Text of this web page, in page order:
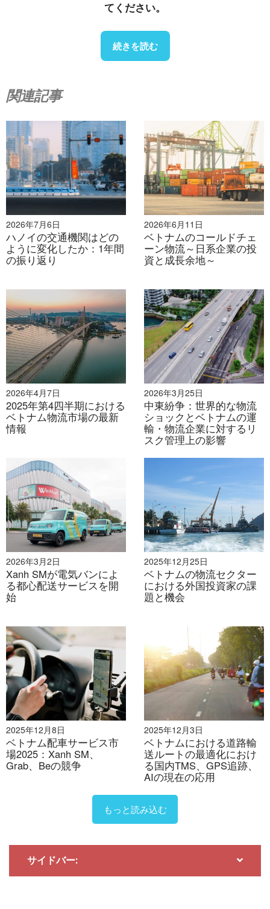
List of upcoming exhibitions in September 2026 in
2026年8月7日
From rice fields to carbon credits: Japan–Vietnam
cooperation in the next phase of decarbonization
2026年8月3日
洪水、ダム、水管理：気候変動に強いインフラ整備にお
ける日越協力
2026年7月31日
デジタル変革の文脈における労働市場
2026年7月30日
産業用不動産のM&A活動が増加傾向にある
てください。
続きを読む
関連記事
2026年7月6日
ハノイの交通機関はどの
ように変化したか：1年間
の振り返り
2026年6月11日
ベトナムのコールドチェ
ーン物流～日系企業の投
資と成長余地～
2026年4月7日
2025年第4四半期における
ベトナム物流市場の最新
情報
2026年3月25日
中東紛争：世界的な物流
ショックとベトナムの運
輸・物流企業に対するリ
スク管理上の影響
2026年3月2日
Xanh SMが電気バンによ
る都心配送サービスを開
始
2025年12月25日
ベトナムの物流セクター
における外国投資家の課
題と機会
2025年12月8日
ベトナム配車サービス市
場2025：Xanh SM、
Grab、Beの競争
2025年12月3日
ベトナムにおける道路輸
送ルートの最適化におけ
る国内TMS、GPS追跡、
AIの現在の応用
もっと読み込む
サイドバー: